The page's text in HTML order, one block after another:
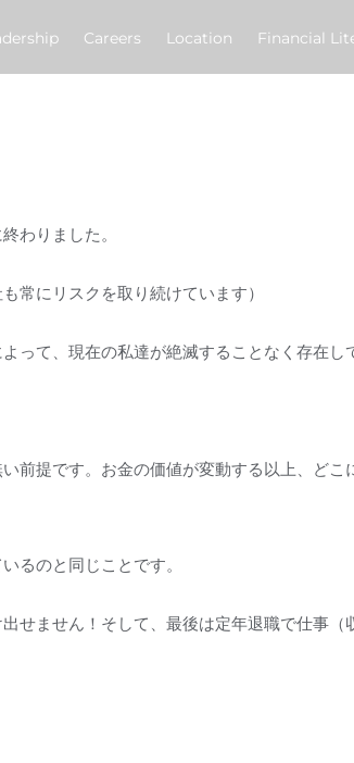
Careers Location Financial
わりました。
常にリスクを取り続けています）
って、現在の私達が絶滅することなく存在し
前提です。お金の価値が変動する以上、どこ
るのと同じことです。
せません！そして、最後は定年退職で仕事（